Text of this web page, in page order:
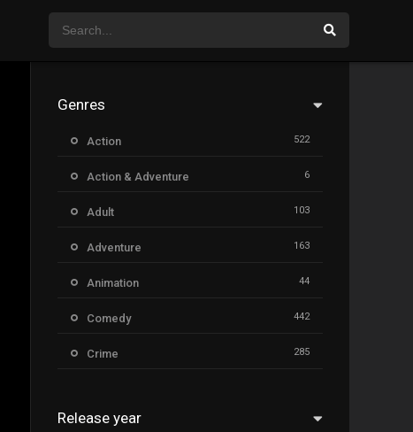
Genres
Action 522
Action & Adventure 6
Adult 103
Adventure 163
Animation 44
Comedy 442
Crime 285
Drama
Release year